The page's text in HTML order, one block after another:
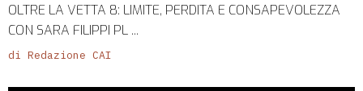
OLTRE LA VETTA 8: LIMITE, PERDITA E CONSAPEVOLEZZA
CON SARA FILIPPI PL ...
di Redazione CAI